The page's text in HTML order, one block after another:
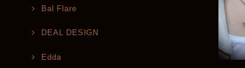
Bal Flare
DEAL DESIGN
Edda